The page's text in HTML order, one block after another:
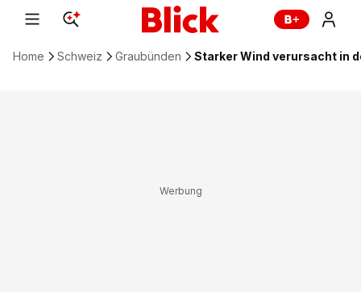
Home Schweiz Graubünden Starker Wind verursacht in